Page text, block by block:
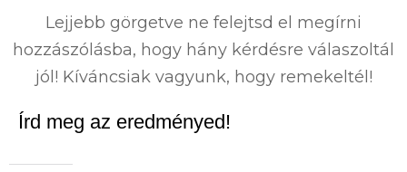
Lejjebb görgetve ne felejtsd el megírni
hozzászólásba, hogy hány kérdésre válaszoltál
jól! Kíváncsiak vagyunk, hogy remekeltél!
Írd meg az eredményed!